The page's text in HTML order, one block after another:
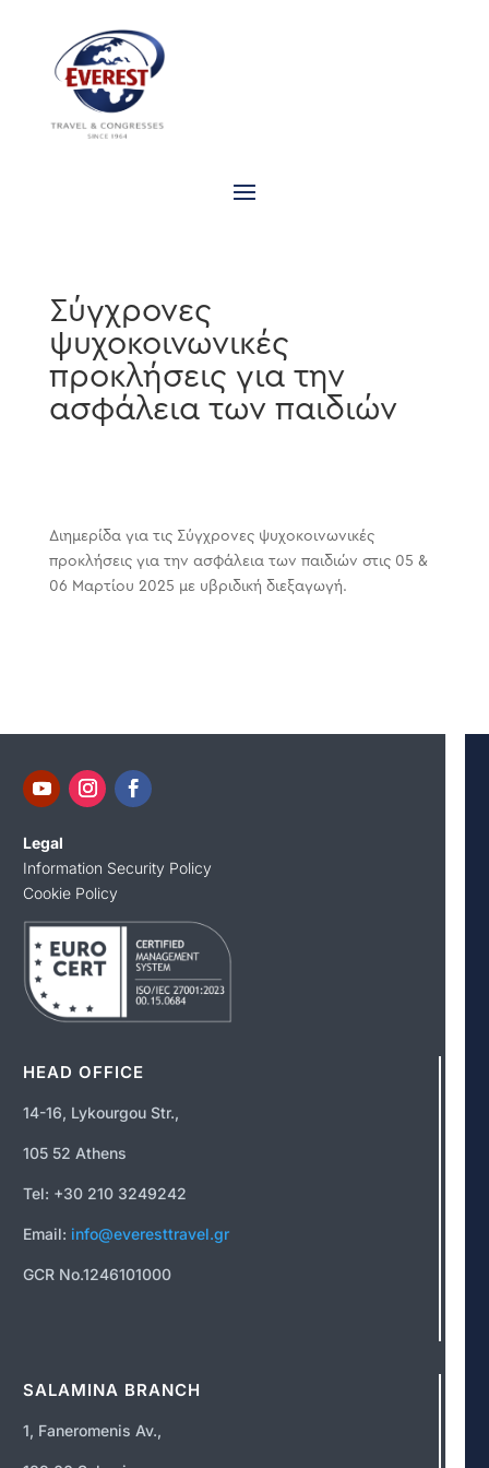
Σύγχρονες
ψυχοκοινωνικές
προκλήσεις για την
ασφάλεια των παιδιών
Διημερίδα για τις Σύγχρονες ψυχοκοινωνικές
προκλήσεις για την ασφάλεια των παιδιών στις 05 &
06 Μαρτίου 2025 με υβριδική διεξαγωγή.
Legal
Information Security Policy
Cookie Policy
HEAD OFFICE
14-16, Lykourgou Str.,
105 52 Athens
Tel: +30 210 3249242
Email: info@everesttravel.gr
GCR No.1246101000
SALAMINA BRANCH
1, Faneromenis Av.,